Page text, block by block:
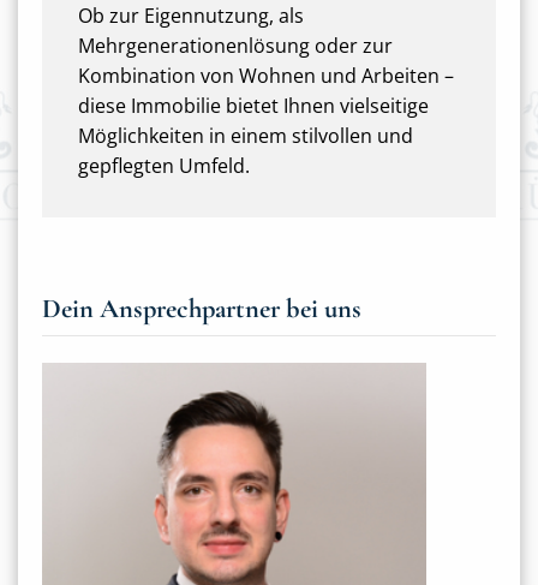
Ob zur Eigennutzung, als
Mehrgenerationenlösung oder zur
Kombination von Wohnen und Arbeiten –
diese Immobilie bietet Ihnen vielseitige
Möglichkeiten in einem stilvollen und
gepflegten Umfeld.
Dein Ansprechpartner bei uns